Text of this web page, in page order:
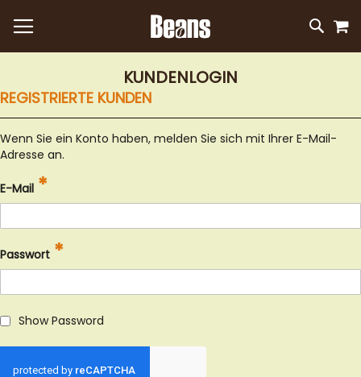
DIREKT
ZUM
INHALT
KUNDENLOGIN
REGISTRIERTE KUNDEN
Wenn Sie ein Konto haben, melden Sie sich mit Ihrer E-Mail-
Adresse an.
E-Mail
Passwort
Show Password